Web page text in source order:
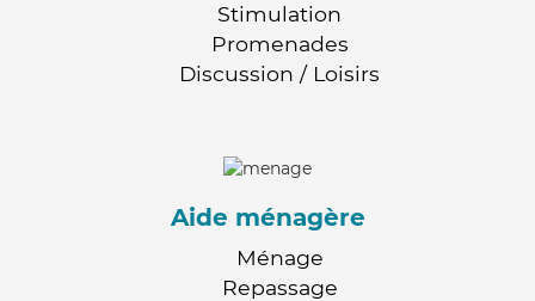
Stimulation
Promenades
Discussion / Loisirs
Aide ménagère
Ménage
Repassage